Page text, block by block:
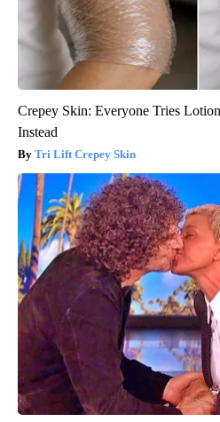
Crepey Skin: Everyone Tries
Instead
Tri Lift Crepey Skin